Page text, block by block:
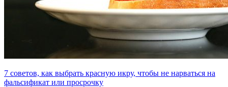
7 советов, как выбрать красную икру, чтобы не нарваться на
фальсификат или просрочку